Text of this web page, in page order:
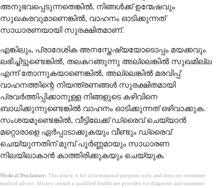
അനുഭവപ്പെടുന്നതെങ്കിൽ, നിങ്ങൾക്ക് ഉന്മേഷവും
സുഖകരവുമാണെങ്കിൽ, വാഹനം ഓടിക്കുന്നത്
സാധാരണയായി സുരക്ഷിതമാണ്.
എങ്കിലും, പ്രാദേശിക അനസ്തേഷ്യയോടൊപ്പം മയക്കവും
ലഭിച്ചിട്ടുണ്ടെങ്കിൽ, തലകറങ്ങുന്നു അല്ലെങ്കിൽ സുഖമില്ല
എന്ന് തോന്നുകയാണെങ്കിൽ, അല്ലെങ്കിൽ മരവിപ്പ്
വാഹനത്തിന്റെ നിയന്ത്രണങ്ങൾ സുരക്ഷിതമായി
പ്രവർത്തിപ്പിക്കാനുള്ള നിങ്ങളുടെ കഴിവിനെ
ബാധിക്കുന്നുണ്ടെങ്കിൽ വാഹനം ഓടിക്കുന്നത് ഒഴിവാക്കുക.
സംശയമുണ്ടെങ്കിൽ, വീട്ടിലേക്ക് ഡ്രൈവ് ചെയ്യാൻ
മറ്റൊരാളെ ഏർപ്പാടാക്കുകയും വീണ്ടും ഡ്രൈവ്
ചെയ്യുന്നതിന് മുമ്പ് പൂർണ്ണമായും സാധാരണ
നിലയിലാകാൻ കാത്തിരിക്കുകയും ചെയ്യുക.
Medical Disclaimer: This article is for informational purposes only and does not constitute
medical advice. Always consult a qualified healthcare provider for diagnosis and treatment